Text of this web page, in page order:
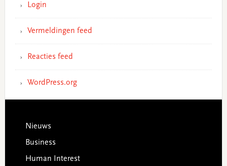
Login
Vermeldingen feed
Reacties feed
WordPress.org
Footer
Nieuws
Business
Human Interest